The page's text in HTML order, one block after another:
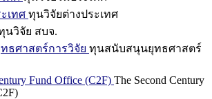
เทศ ทุนวิจัยต่างประเทศ
นวิจัย สบจ.
ธศาสตร์การวิจัย ทุนสนับสนุนยุทธศาสตร์
Fund Office (C2F) The Second Century